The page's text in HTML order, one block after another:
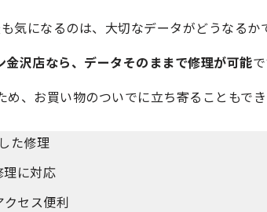
気になるのは、大切なデータがどうなるか
金沢店なら、データそのままで修理が可能で
、お買い物のついでに立ち寄ることもでき
た修理
に対応
セス便利